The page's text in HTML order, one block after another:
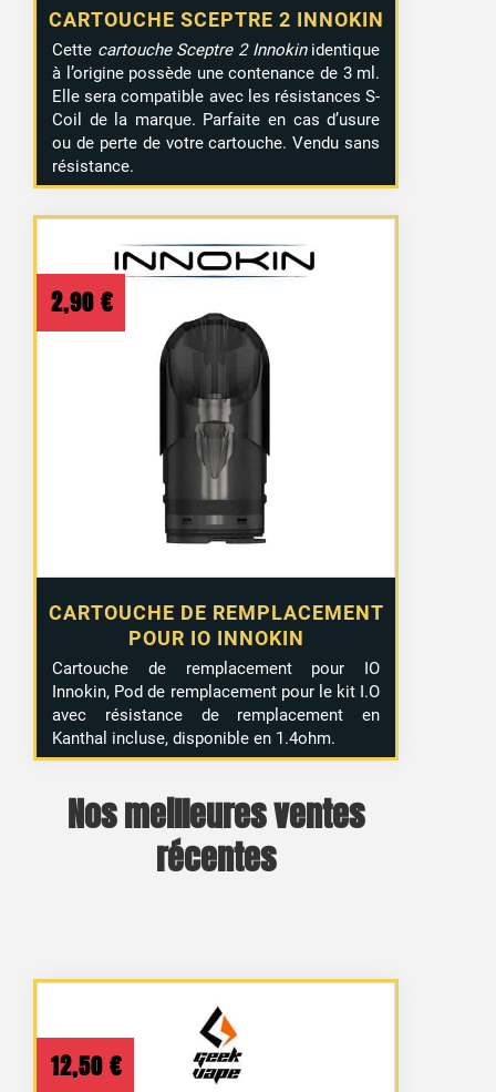
CARTOUCHE SCEPTRE 2 INNOKIN
Cette cartouche Sceptre 2 Innokinidentique
à l’origine possède une contenance de 3 ml.
Elle sera compatible avec les résistances S-
Coil de la marque. Parfaite en cas d’usure
ou de perte de votre cartouche. Vendu sans
résistance.
CARTOUCHE DE REMPLACEMENT
POUR IO INNOKIN
2,90 €
Cartouche de remplacement pour IO
Innokin, Pod de remplacement pour le kit I.O
avec résistance de remplacement en
Kanthal incluse, disponible en 1.4ohm.
Nos meilleures ventes
récentes
12,50 €